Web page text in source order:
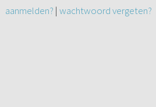
aanmelden? | wachtwoord vergeten?